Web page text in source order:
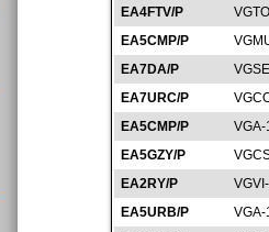
EA4FTV/P
EA5CMP/P
EA7DA/P
EA7URC/P
EA5CMP/P
EA5GZY/P
EA2RY/P
EA5URB/P
VGA-